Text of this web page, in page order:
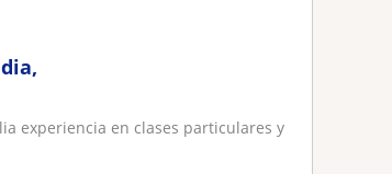
experiencia en clases particulares y